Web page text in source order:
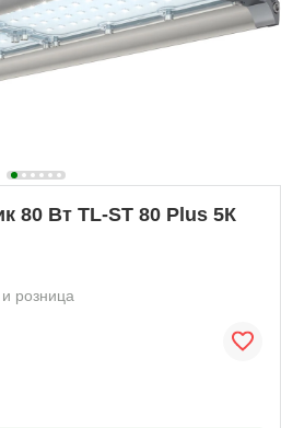
80 Вт TL-ST 80 Plus 5К
розница